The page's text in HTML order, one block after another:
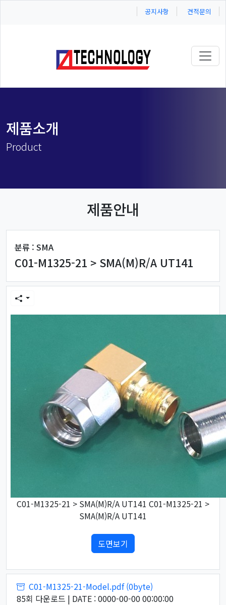
공지사항 견적문의
제품소개
Product
제품안내
분류 : SMA
C01-M1325-21 > SMA(M)R/A UT141
본문
C01-M1325-21 > SMA(M)R/A UT141 C01-M1325-21 >
SMA(M)R/A UT141
도면보기
첨부파일C01-M1325-21-Model.pdf (0byte)
85회 다운로드 | DATE : 0000-00-00 00:00:00